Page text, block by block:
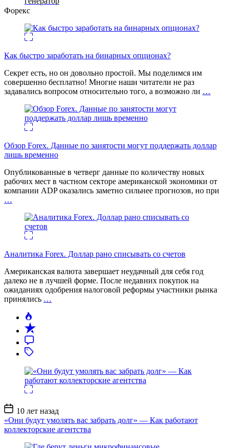
Форекс
Как быстро заработать на бинарных опционах?
Секрет есть, но он довольно простой. Мы поделимся им
совершенно бесплатно! Многие наши читатели не раз
задавались вопросом относительно того, а возможно ли …
Обзор Forex. Данные по занятости могут поддержать доллар
лишь временно
Опубликованные в четверг данные по количеству новых
рабочих мест в частном секторе американской экономики от
компании ADP оказались заметно сильнее прогнозов, но при
…
Аналитика Forex. Доллар рано списывать со счетов
Американская валюта завершает неудачный для себя год
далеко не в лучшей форме. После недавних покупок на
ожиданиях одобрения налоговой реформы участники рынка
принялись …
Дата
записи
10 лет назад
«Они будут умолять вас забрать долг» — Как работают
коллекторские агентства